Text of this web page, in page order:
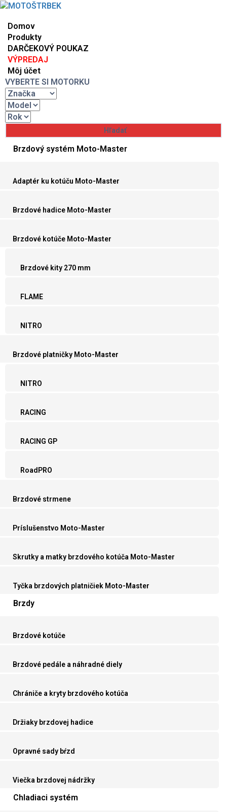
Domov
Produkty
DARČEKOVÝ POUKAZ
VÝPREDAJ
Môj účet
VYBERTE SI MOTORKU
Brzdový systém Moto-Master
Adaptér ku kotúču Moto-Master
Brzdové hadice Moto-Master
Brzdové kotúče Moto-Master
Brzdové kity 270 mm
FLAME
NITRO
Brzdové platničky Moto-Master
NITRO
RACING
RACING GP
RoadPRO
Brzdové strmene
Príslušenstvo Moto-Master
Skrutky a matky brzdového kotúča Moto-Master
Tyčka brzdových platničiek Moto-Master
Brzdy
Brzdové kotúče
Brzdové pedále a náhradné diely
Chrániče a kryty brzdového kotúča
Držiaky brzdovej hadice
Opravné sady bŕzd
Viečka brzdovej nádržky
Chladiaci systém